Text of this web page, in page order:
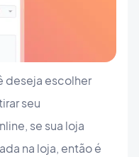
deseja escolher
seu
se sua loja
na loja, então é